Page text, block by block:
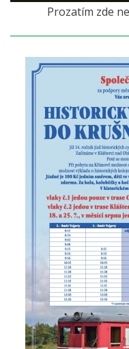
Prozatím zde